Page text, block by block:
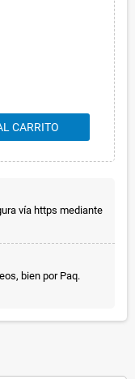
CARRITO
vía https mediante
bien por Paq.